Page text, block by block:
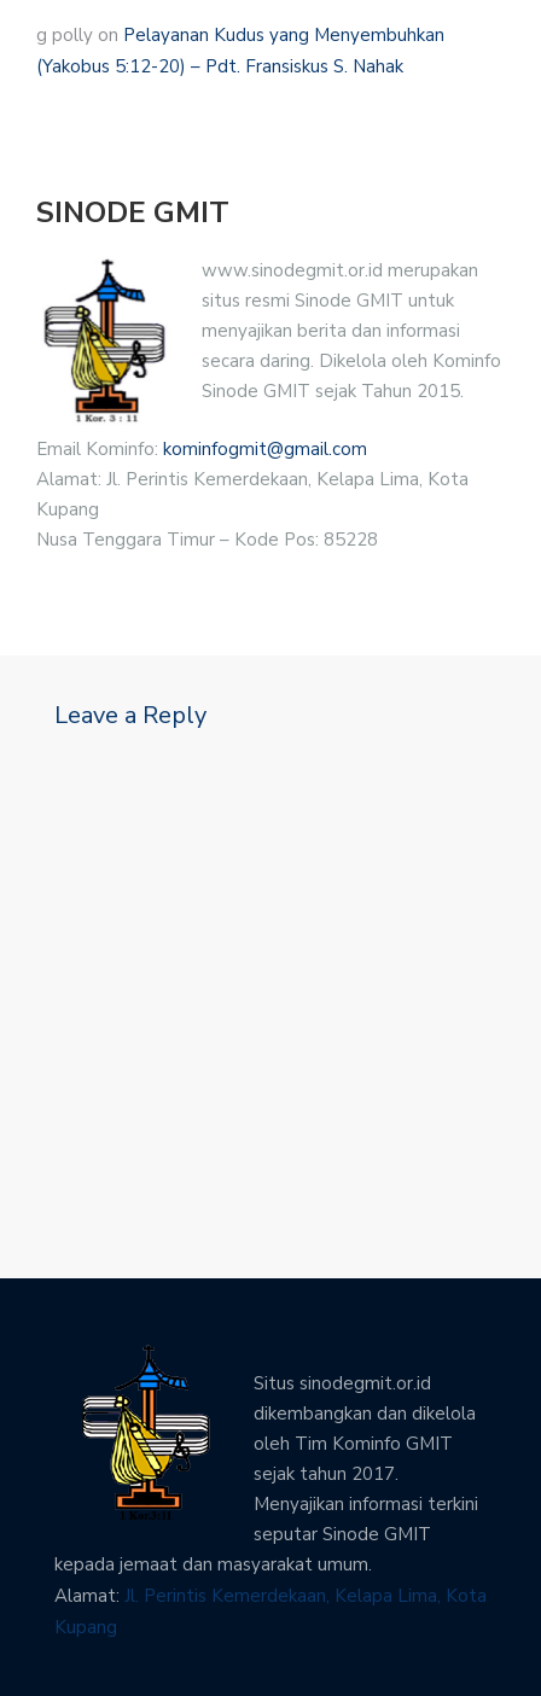
g polly on Pelayanan Kudus yang Menyembuhkan
(Yakobus 5:12-20) – Pdt. Fransiskus S. Nahak
SINODE GMIT
www.sinodegmit.or.id merupakan
situs resmi Sinode GMIT untuk
menyajikan berita dan informasi
secara daring. Dikelola oleh Kominfo
Sinode GMIT sejak Tahun 2015.
Email Kominfo: kominfogmit@gmail.com
Alamat: Jl. Perintis Kemerdekaan, Kelapa Lima, Kota
Kupang
Nusa Tenggara Timur – Kode Pos: 85228
Leave a Reply
Situs sinodegmit.or.id
dikembangkan dan dikelola
oleh Tim Kominfo GMIT
sejak tahun 2017.
Menyajikan informasi terkini
seputar Sinode GMIT
kepada jemaat dan masyarakat umum.
Alamat: Jl. Perintis Kemerdekaan, Kelapa Lima, Kota
Kupang